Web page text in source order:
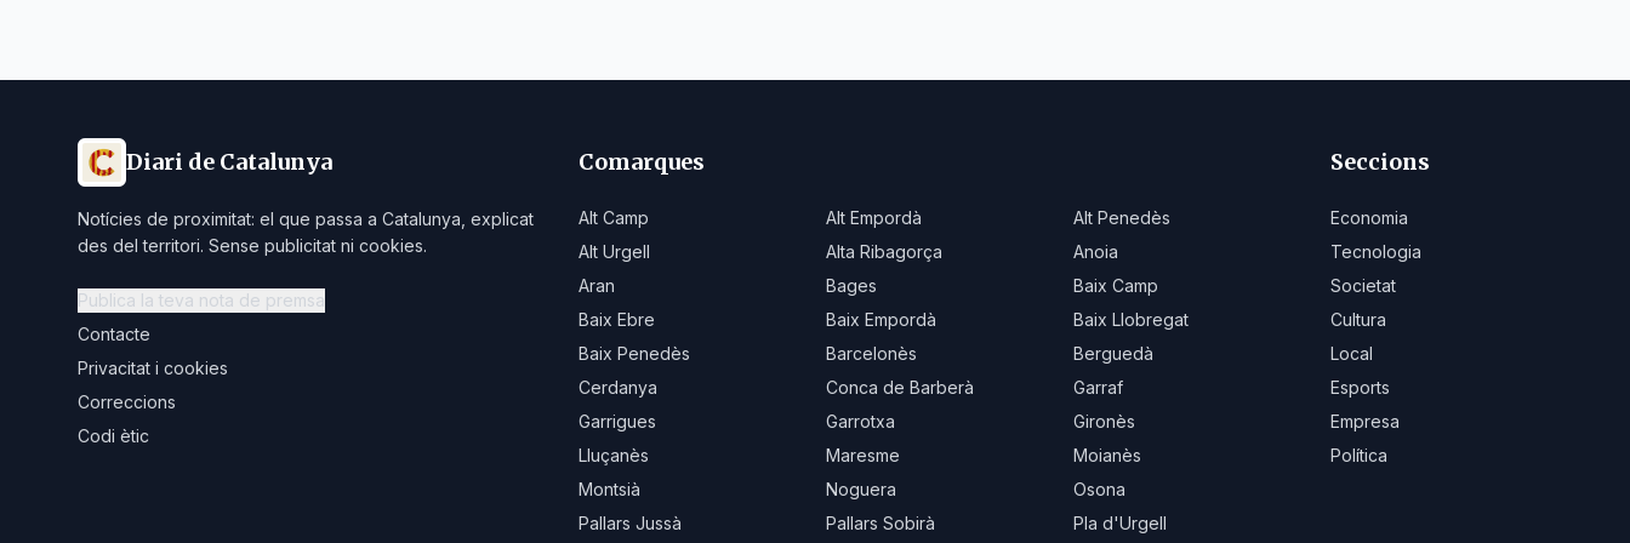
Diari de Catalunya
Notícies de proximitat: el que passa a Catalunya, explicat
des del territori. Sense publicitat ni cookies.
Publica la teva nota de premsa
Contacte
Privacitat i cookies
Correccions
Codi ètic
Comarques
Alt Camp Alt Empordà
Alt Penedès
Alt Urgell
Alta Ribagorça
Anoia
Aran
Bages
Baix Camp
Baix Ebre
Baix Empordà
Baix Llobregat
Baix Penedès
Barcelonès
Berguedà
Cerdanya
Conca de Barberà
Garraf
Garrigues
Garrotxa
Gironès
Lluçanès
Maresme
Moianès
Montsià
Noguera
Osona
Pallars Jussà
Pallars Sobirà Pla d'Urgell
Seccions
Economia
Tecnologia
Societat
Cultura
Local
Esports
Empresa
Política